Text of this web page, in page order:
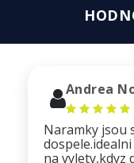
Andrea
Naramky jsou
na vylety,kdyz